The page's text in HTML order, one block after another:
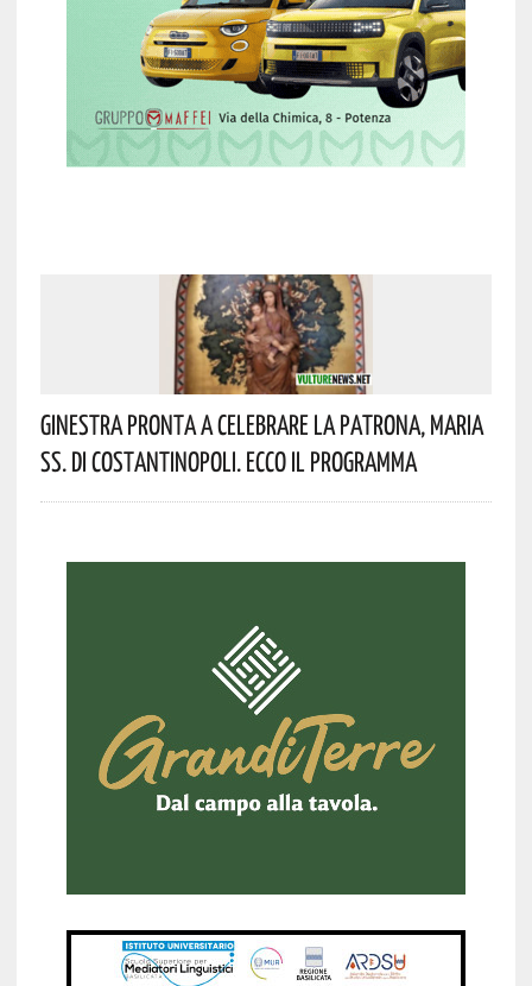
Ginestra Pronta A Celebrare La Patrona, Maria
SS. Di Costantinopoli. Ecco Il Programma